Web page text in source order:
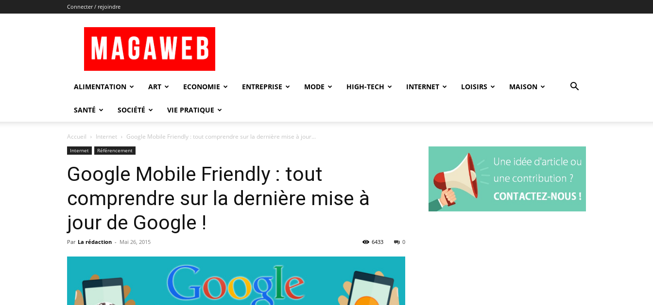
Connecter / rejoindre
ALIMENTATION ART ECONOMIE ENTREPRISE MODE HIGH-TECH INTERNET LOISIRS MAISON
SANTÉ SOCIÉTÉ VIE PRATIQUE
Accueil Internet Google Mobile Friendly : tout comprendre sur la dernière mise à jour...
Internet Référencement
Google Mobile Friendly : tout
comprendre sur la dernière mise à
jour de Google !
Par La rédaction - Mai 26, 2015 0
6433